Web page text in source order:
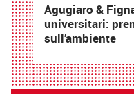
Agugiaro &
universitari:
sull’ambiente